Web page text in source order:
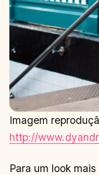
Imagem
http://
Para um look